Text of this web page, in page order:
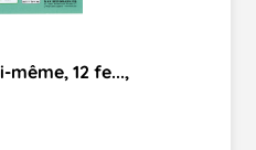
12 fe...,